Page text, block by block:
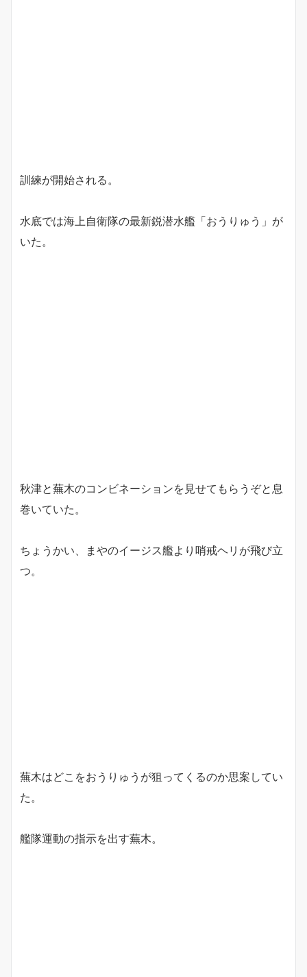
訓練が開始される。
水底では海上自衛隊の最新鋭潜水艦「おうりゅう」が
いた。
秋津と蕪木のコンビネーションを見せてもらうぞと息
巻いていた。
ちょうかい、まやのイージス艦より哨戒ヘリが飛び立
つ。
蕪木はどこをおうりゅうが狙ってくるのか思案してい
た。
艦隊運動の指示を出す蕪木。